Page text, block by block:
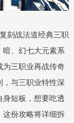
刻战法道经典三职
、幻七大元素系
三职业再战传奇
与三职业特性深
短板，想要吃透
这份攻略将详细拆